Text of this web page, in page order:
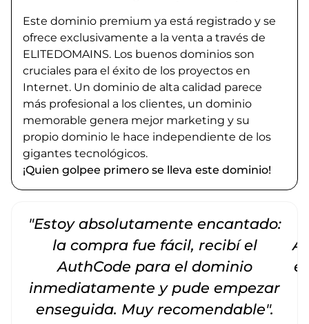
Este dominio premium ya está registrado y se
ofrece exclusivamente a la venta a través de
ELITEDOMAINS. Los buenos dominios son
cruciales para el éxito de los proyectos en
Internet. Un dominio de alta calidad parece
más profesional a los clientes, un dominio
memorable genera mejor marketing y su
propio dominio le hace independiente de los
gigantes tecnológicos.
¡Quien golpee primero se lleva este dominio!
"Estoy absolutamente encantado:
la compra fue fácil, recibí el
AuthCode para el dominio
inmediatamente y pude empezar
enseguida. Muy recomendable".